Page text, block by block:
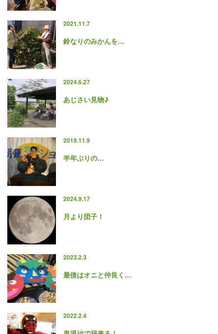
2021.11.7
鈴なりのみかんを…
2024.6.27
あじさい見物♪
2019.11.9
半年ぶりの…
2024.9.17
月より団子！
2023.2.3
最後はオニと仲良く…
2022.2.4